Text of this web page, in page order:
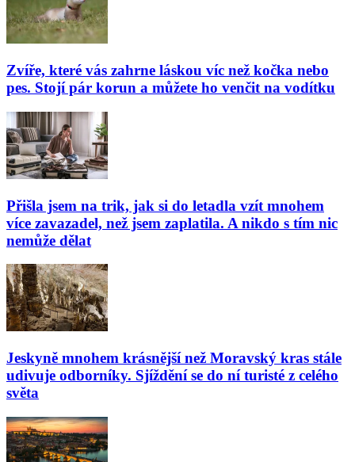
Zvíře, které vás zahrne láskou víc než kočka nebo
pes. Stojí pár korun a můžete ho venčit na vodítku
Přišla jsem na trik, jak si do letadla vzít mnohem
více zavazadel, než jsem zaplatila. A nikdo s tím nic
nemůže dělat
Jeskyně mnohem krásnější než Moravský kras stále
udivuje odborníky. Sjíždění se do ní turisté z celého
světa